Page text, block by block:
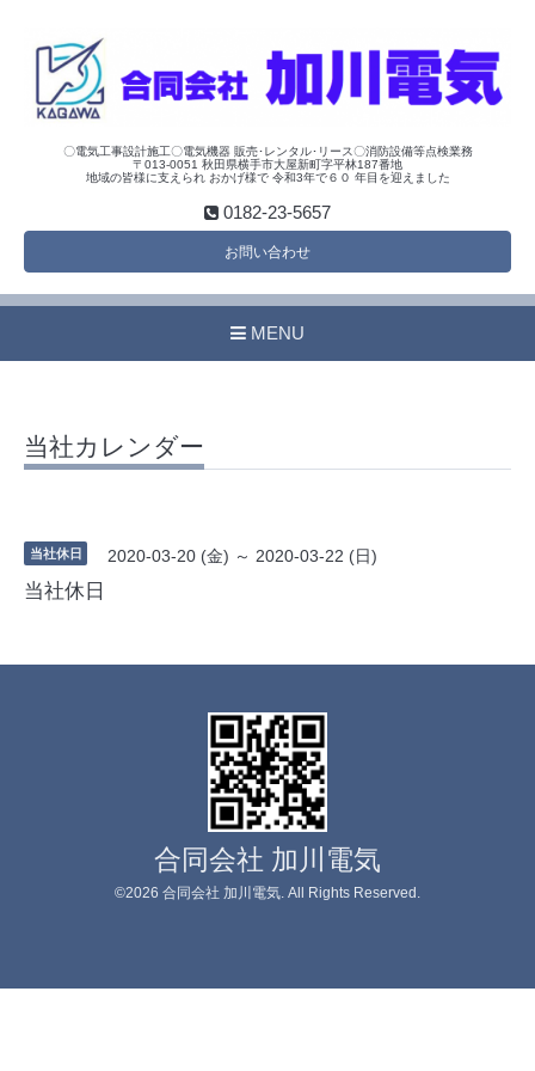
〇電気工事設計施工〇電気機器 販売･レンタル･リース〇消防設備等点検業務
〒013-0051 秋田県横手市大屋新町字平林187番地
地域の皆様に支えられ おかげ様で 令和3年で６０ 年目を迎えました
0182-23-5657
お問い合わせ
MENU
当社カレンダー
当社休日 2020-03-20 (金) ～ 2020-03-22 (日)
当社休日
合同会社 加川電気
©2026 合同会社 加川電気 . All Rights Reserved.